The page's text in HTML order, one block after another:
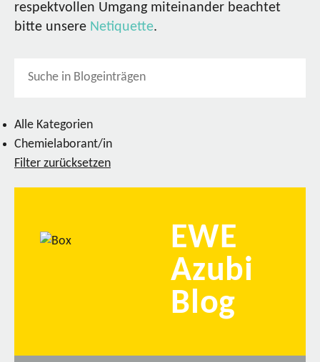
respektvollen Umgang miteinander beachtet
bitte unsere Netiquette.
Alle Kategorien
Chemielaborant/in
Filter zurücksetzen
EWE
Azubi
Blog